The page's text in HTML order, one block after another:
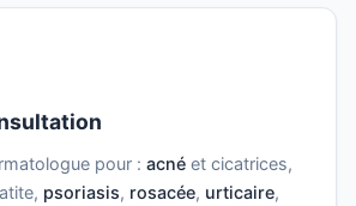
pour : acné et cicatrices,
psoriasis, rosacée, urticaire,